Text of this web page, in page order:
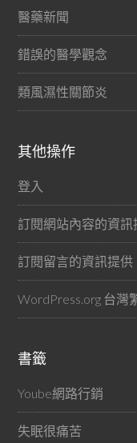
醫藥新聞
錯誤的醫學觀念
類風濕性關節炎
其他操作
登入
訂閱網站內容的資訊
訂閱留言的資訊提供
WordPress.org 台灣
書籤
Yoube網路行銷
失眠很痛苦